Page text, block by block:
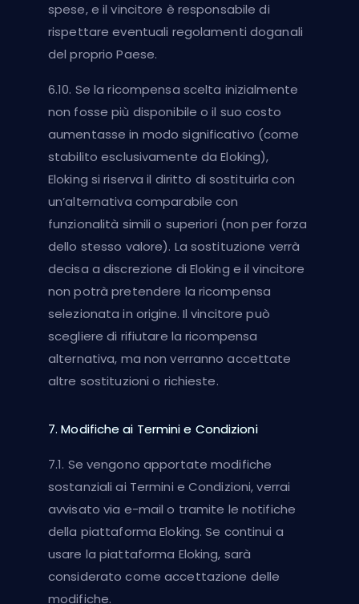
spese, e il vincitore è responsabile di
rispettare eventuali regolamenti doganali
del proprio Paese.
6.10. Se la ricompensa scelta inizialmente
non fosse più disponibile o il suo costo
aumentasse in modo significativo (come
stabilito esclusivamente da Eloking),
Eloking si riserva il diritto di sostituirla con
un’alternativa comparabile con
funzionalità simili o superiori (non per forza
dello stesso valore). La sostituzione verrà
decisa a discrezione di Eloking e il vincitore
non potrà pretendere la ricompensa
selezionata in origine. Il vincitore può
scegliere di rifiutare la ricompensa
alternativa, ma non verranno accettate
altre sostituzioni o richieste.
7. Modifiche ai Termini e Condizioni
7.1. Se vengono apportate modifiche
sostanziali ai Termini e Condizioni, verrai
avvisato via e-mail o tramite le notifiche
della piattaforma Eloking. Se continui a
usare la piattaforma Eloking, sarà
considerato come accettazione delle
modifiche.